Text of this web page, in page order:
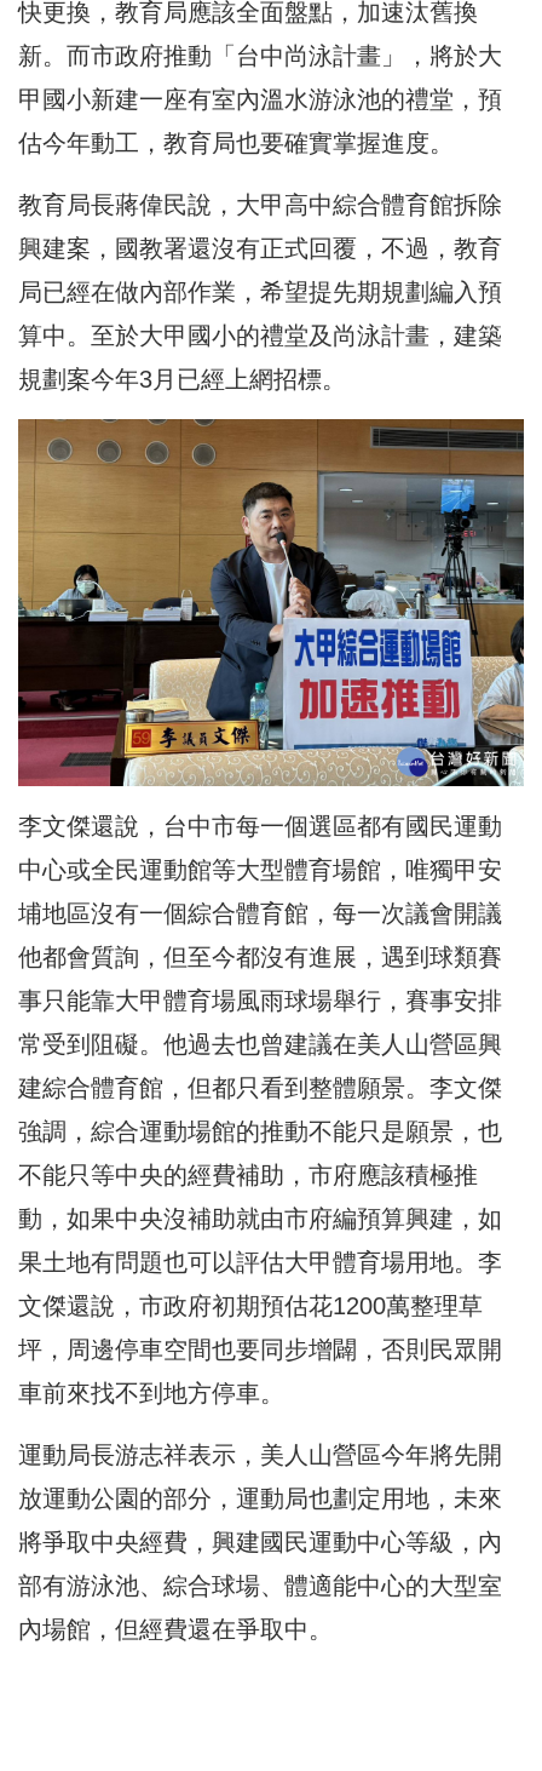
快更換，教育局應該全面盤點，加速汰舊換
新。而市政府推動「台中尚泳計畫」，將於大
甲國小新建一座有室內溫水游泳池的禮堂，預
估今年動工，教育局也要確實掌握進度。
教育局長蔣偉民說，大甲高中綜合體育館拆除
興建案，國教署還沒有正式回覆，不過，教育
局已經在做內部作業，希望提先期規劃編入預
算中。至於大甲國小的禮堂及尚泳計畫，建築
規劃案今年3月已經上網招標。
李文傑還說，台中市每一個選區都有國民運動
中心或全民運動館等大型體育場館，唯獨甲安
埔地區沒有一個綜合體育館，每一次議會開議
他都會質詢，但至今都沒有進展，遇到球類賽
事只能靠大甲體育場風雨球場舉行，賽事安排
常受到阻礙。他過去也曾建議在美人山營區興
建綜合體育館，但都只看到整體願景。李文傑
強調，綜合運動場館的推動不能只是願景，也
不能只等中央的經費補助，市府應該積極推
動，如果中央沒補助就由市府編預算興建，如
果土地有問題也可以評估大甲體育場用地。李
文傑還說，市政府初期預估花1200萬整理草
坪，周邊停車空間也要同步增闢，否則民眾開
車前來找不到地方停車。
運動局長游志祥表示，美人山營區今年將先開
放運動公園的部分，運動局也劃定用地，未來
將爭取中央經費，興建國民運動中心等級，內
部有游泳池、綜合球場、體適能中心的大型室
內場館，但經費還在爭取中。